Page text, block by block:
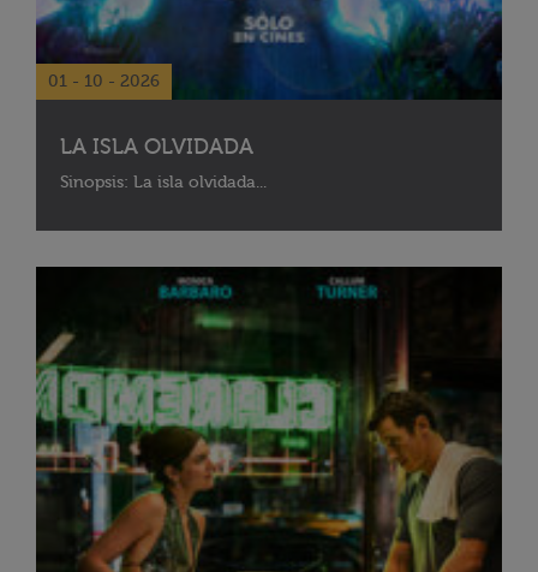
01 - 10 - 2026
LA ISLA OLVIDADA
Sinopsis: La isla olvidada...